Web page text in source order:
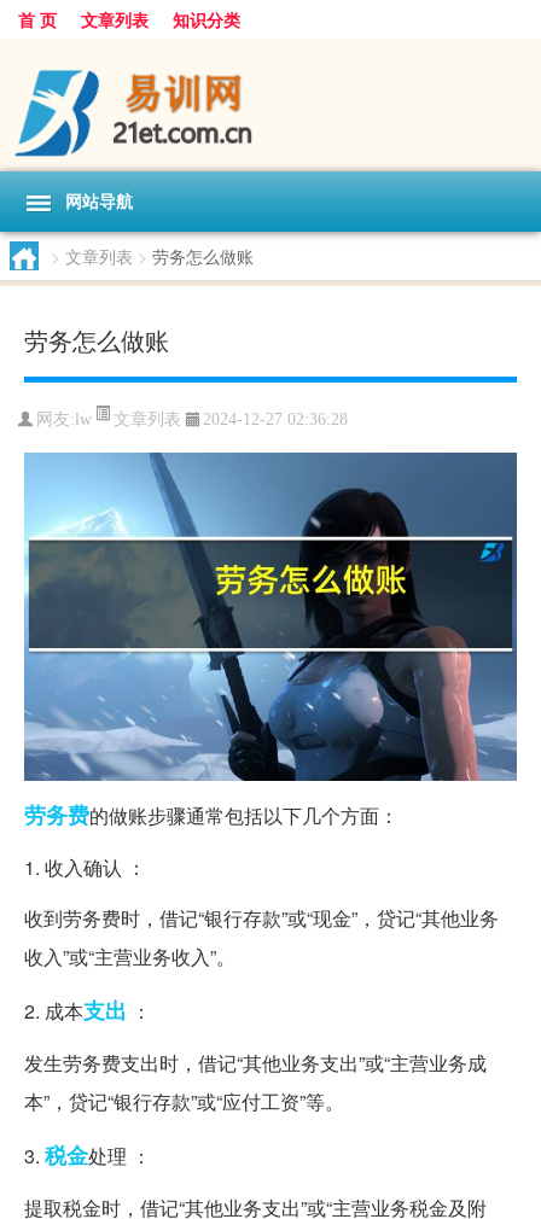
首 页 文章列表 知识分类
网站导航
> 文章列表 > 劳务怎么做账
劳务怎么做账
网友: lw 文章列表 2024-12-27 02:36:28
劳务费的做账步骤通常包括以下几个方面：
1. 收入确认 ：
收到劳务费时，借记“银行存款”或“现金”，贷记“其他业务
收入”或“主营业务收入”。
2. 成本支出 ：
发生劳务费支出时，借记“其他业务支出”或“主营业务成
本”，贷记“银行存款”或“应付工资”等。
3. 税金处理 ：
提取税金时，借记“其他业务支出”或“主营业务税金及附